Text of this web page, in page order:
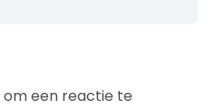
om een reactie te